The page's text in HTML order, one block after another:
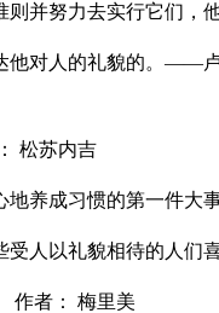
则并努力去实行它们
他对人的礼貌的。——
松苏内吉
养成习惯的第一件大
人以礼貌相待的人们
作者： 梅里美